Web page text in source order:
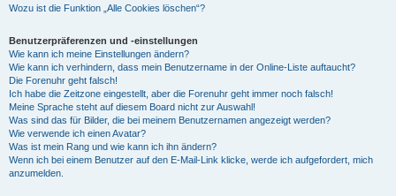
Wozu ist die Funktion „Alle Cookies löschen“?
Benutzerpräferenzen und -einstellungen
Wie kann ich meine Einstellungen ändern?
Wie kann ich verhindern, dass mein Benutzername in der Online-Liste auftaucht?
Die Forenuhr geht falsch!
Ich habe die Zeitzone eingestellt, aber die Forenuhr geht immer noch falsch!
Meine Sprache steht auf diesem Board nicht zur Auswahl!
Was sind das für Bilder, die bei meinem Benutzernamen angezeigt werden?
Wie verwende ich einen Avatar?
Was ist mein Rang und wie kann ich ihn ändern?
Wenn ich bei einem Benutzer auf den E-Mail-Link klicke, werde ich aufgefordert, mich
anzumelden.